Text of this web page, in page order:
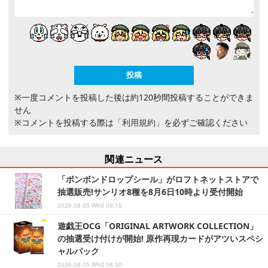
※一度コメントを投稿した後は約120秒間投稿することができま
せん
※コメントを投稿する際は 「利用規約」 を必ずご確認ください
関連ニュース
「ボンボンドロップシール」がロフトネットストアで
抽選販売!サンリオ8種を8月6日10時より受付開始
2026.08.05 Wed 09:15
遊戯王OCG「ORIGINAL ARTWORK COLLECTION」
の抽選受け付けが開始! 原作再現カードがアツいスペシ
ャルパック
2026.08.05 Wed 08:30